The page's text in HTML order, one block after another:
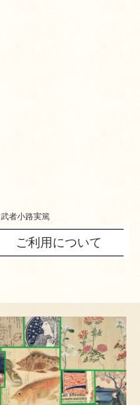
武者小路実篤
ご利用について